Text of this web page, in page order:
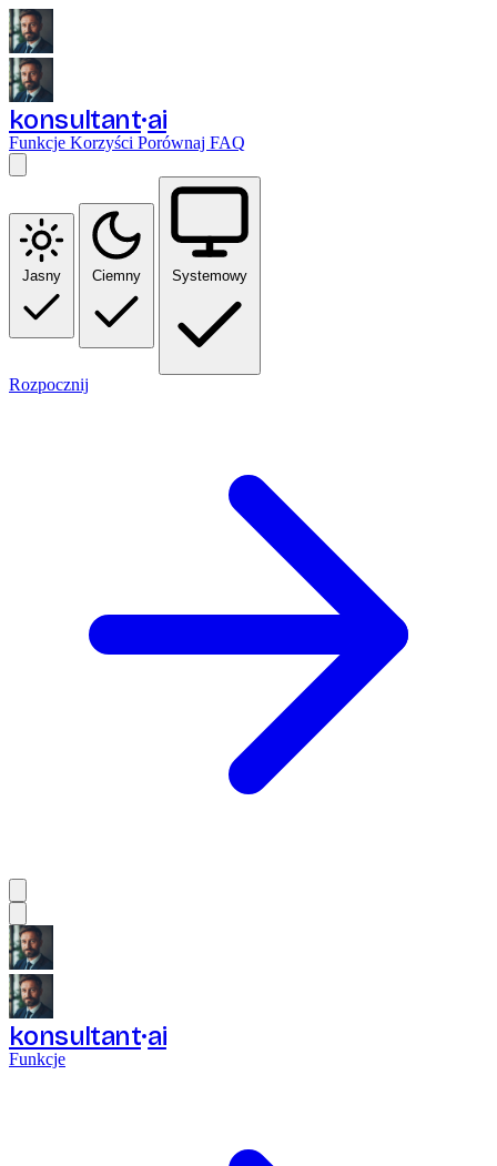
konsultant ai
Funkcje Korzyści Porównaj FAQ
Jasny Ciemny Systemowy
Rozpocznij
konsultant ai
Funkcje